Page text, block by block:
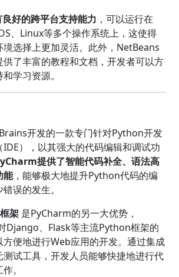
好的跨平台支持能力 ，可以运行在
、Linux等多个操作系统上，这使得
境选择上更加灵活。此外，NetBeans
了丰富的教程和文档，开发者可以方
学习资源。
开发的一款专门针对Python开发
），以其强大的代码编辑和调试功
提供了智能代码补全、语法高
能，能够极大地提升Python代码的编
误的发生。
架 是PyCharm的另一大优势，
Django、Flask等主流Python框架的
方便地进行Web应用的开发。通过集成
测试工具，开发人员能够快捷地进行代
。